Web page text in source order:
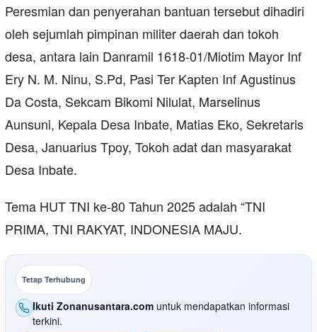
Peresmian dan penyerahan bantuan tersebut dihadiri
oleh sejumlah pimpinan militer daerah dan tokoh
desa, antara lain Danramil 1618-01/Miotim Mayor Inf
Ery N. M. Ninu, S.Pd, Pasi Ter Kapten Inf Agustinus
Da Costa, Sekcam Bikomi Nilulat, Marselinus
Aunsuni, Kepala Desa Inbate, Matias Eko, Sekretaris
Desa, Januarius Tpoy, Tokoh adat dan masyarakat
Desa Inbate.
Tema HUT TNI ke-80 Tahun 2025 adalah “TNI
PRIMA, TNI RAKYAT, INDONESIA MAJU.
Tetap Terhubung
Ikuti Zonanusantara.com untuk mendapatkan informasi
terkini.